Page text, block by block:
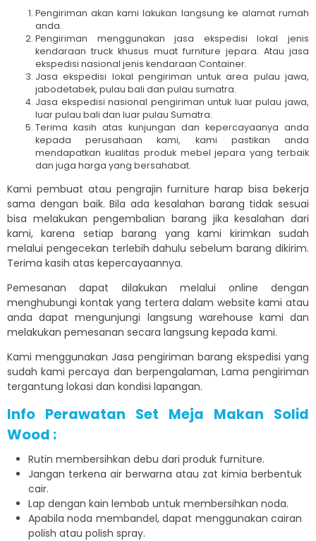
Pengiriman akan kami lakukan langsung ke alamat rumah
anda.
Pengiriman menggunakan jasa ekspedisi lokal jenis
kendaraan truck khusus muat furniture jepara. Atau jasa
ekspedisi nasional jenis kendaraan Container.
Jasa ekspedisi lokal pengiriman untuk area pulau jawa,
jabodetabek, pulau bali dan pulau sumatra.
Jasa ekspedisi nasional pengiriman untuk luar pulau jawa,
luar pulau bali dan luar pulau Sumatra.
Terima kasih atas kunjungan dan kepercayaanya anda
kepada perusahaan kami, kami pastikan anda
mendapatkan kualitas produk mebel jepara yang terbaik
dan juga harga yang bersahabat.
Kami pembuat atau pengrajin furniture harap bisa bekerja
sama dengan baik. Bila ada kesalahan barang tidak sesuai
bisa melakukan pengembalian barang jika kesalahan dari
kami, karena setiap barang yang kami kirimkan sudah
melalui pengecekan terlebih dahulu sebelum barang dikirim.
Terima kasih atas kepercayaannya.
Pemesanan dapat dilakukan melalui online dengan
menghubungi kontak yang tertera dalam website kami atau
anda dapat mengunjungi langsung warehouse kami dan
melakukan pemesanan secara langsung kepada kami.
Kami menggunakan Jasa pengiriman barang ekspedisi yang
sudah kami percaya dan berpengalaman, Lama pengiriman
tergantung lokasi dan kondisi lapangan.
Info Perawatan Set Meja Makan Solid
Wood :
Rutin membersihkan debu dari produk furniture.
Jangan terkena air berwarna atau zat kimia berbentuk
cair.
Lap dengan kain lembab untuk membersihkan noda.
Apabila noda membandel, dapat menggunakan cairan
polish atau polish spray.